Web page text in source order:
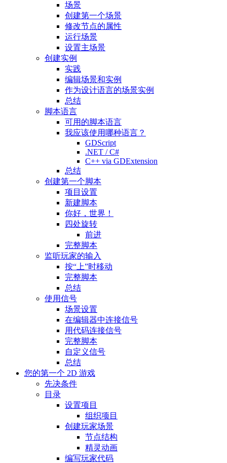
场景
创建第一个场景
修改节点的属性
运行场景
设置主场景
创建实例
实践
编辑场景和实例
作为设计语言的场景实例
总结
脚本语言
可用的脚本语言
我应该使用哪种语言？
GDScript
.NET / C#
C++ via GDExtension
总结
创建第一个脚本
项目设置
新建脚本
你好，世界！
四处旋转
前进
完整脚本
监听玩家的输入
按“上”时移动
完整脚本
总结
使用信号
场景设置
在编辑器中连接信号
用代码连接信号
完整脚本
自定义信号
总结
您的第一个 2D 游戏
先决条件
目录
设置项目
组织项目
创建玩家场景
节点结构
精灵动画
编写玩家代码